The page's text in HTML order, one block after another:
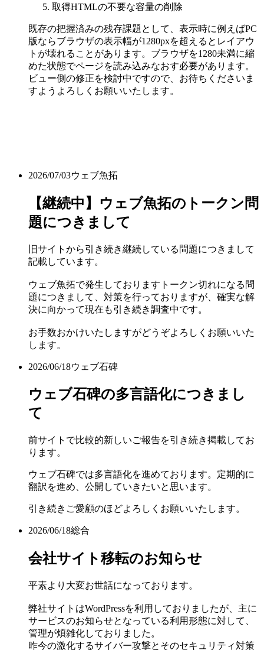
取得HTMLの不要な容量の削除
既存の把握済みの残存課題として、表示時に例えばPC
版ならブラウザの表示幅が1280pxを超えるとレイアウ
トが壊れることがあります。ブラウザを1280未満に縮
めた状態でページを読み込みなおす必要があります。
ビュー側の修正を検討中ですので、お待ちくださいま
すようよろしくお願いいたします。
2026/07/03ウェブ魚拓
【継続中】ウェブ魚拓のトークン問
題につきまして
旧サイトから引き続き継続している問題につきまして
記載しています。
ウェブ魚拓で発生しておりますトークン切れになる問
題につきまして、対策を行っておりますが、確実な解
決に向かって現在も引き続き調査中です。
お手数おかけいたしますがどうぞよろしくお願いいた
します。
2026/06/18ウェブ石碑
ウェブ石碑の多言語化につきまし
て
前サイトで比較的新しいご報告を引き続き掲載してお
ります。
ウェブ石碑では多言語化を進めております。定期的に
翻訳を進め、公開していきたいと思います。
引き続きご愛顧のほどよろしくお願いいたします。
2026/06/18総合
会社サイト移転のお知らせ
平素より大変お世話になっております。
弊社サイトはWordPressを利用しておりましたが、主に
サービスのお知らせとなっている利用形態に対して、
管理が煩雑化しておりました。
昨今の激化するサイバー攻撃とそのセキュリティ対策